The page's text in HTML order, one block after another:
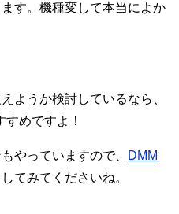
す。機種変して本当によか
ようか検討しているなら、
めですよ！
やっていますので、
DMM
てみてくださいね。